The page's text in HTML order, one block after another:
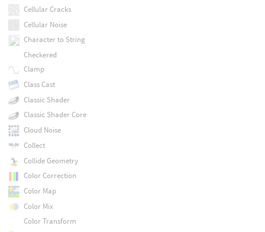
Cellular Cracks
Cellular Noise
Character to String
Checkered
Clamp
Class Cast
Classic Shader
Classic Shader Core
Cloud Noise
Collect
Collide Geometry
Color Correction
Color Map
Color Mix
Color Transform